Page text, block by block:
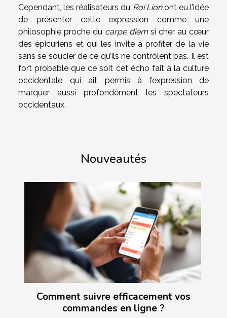
Cependant, les réalisateurs du Roi Lionont eu l’idée
de présenter cette expression comme une
philosophie proche du carpe diem si cher au cœur
des épicuriens et qui les invite à profiter de la vie
sans se soucier de ce qu’ils ne contrôlent pas. Il est
fort probable que ce soit cet écho fait à la culture
occidentale qui ait permis à l’expression de
marquer aussi profondément les spectateurs
occidentaux.
Nouveautés
Comment suivre efficacement vos
commandes en ligne ?